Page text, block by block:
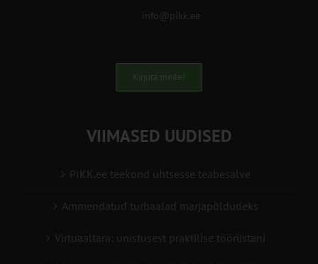
info@pikk.ee
Kirjuta meile!
VIIMASED UUDISED
PIKK.ee teekond ühtsesse teabesalve
Ammendatud turbaalad marjapõldudeks
Virtuaaltara: unistusest praktilise tööriistani